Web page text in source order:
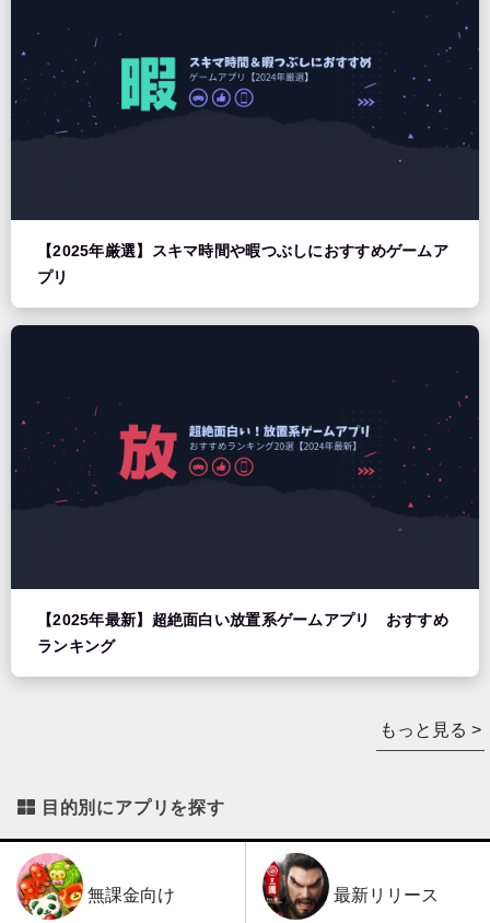
【2025年厳選】スキマ時間や暇つぶしにおすすめゲームア
プリ
【2025年最新】超絶面白い放置系ゲームアプリ おすすめ
ランキング
もっと見る >
目的別にアプリを探す
無課金向け 最新リリース